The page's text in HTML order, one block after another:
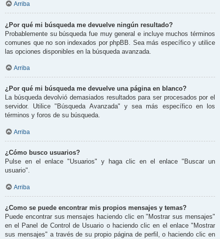
Arriba
¿Por qué mi búsqueda me devuelve ningún resultado?
Probablemente su búsqueda fue muy general e incluye muchos términos
comunes que no son indexados por phpBB. Sea más específico y utilice
las opciones disponibles en la búsqueda avanzada.
Arriba
¿Por qué mi búsqueda me devuelve una página en blanco?
La búsqueda devolvió demasiados resultados para ser procesados por el
servidor. Utilice "Búsqueda Avanzada" y sea más específico en los
términos y foros de su búsqueda.
Arriba
¿Cómo busco usuarios?
Pulse en el enlace "Usuarios" y haga clic en el enlace "Buscar un
usuario".
Arriba
¿Como se puede encontrar mis propios mensajes y temas?
Puede encontrar sus mensajes haciendo clic en "Mostrar sus mensajes"
en el Panel de Control de Usuario o haciendo clic en el enlace "Mostrar
sus mensajes" a través de su propio página de perfil, o haciendo clic en